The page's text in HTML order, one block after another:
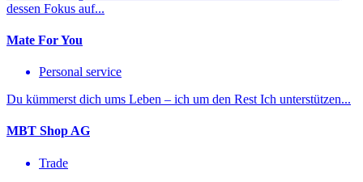
dessen Fokus auf...
Mate For You
Personal service
Du kümmerst dich ums Leben – ich um den Rest Ich unterstützen...
MBT Shop AG
Trade